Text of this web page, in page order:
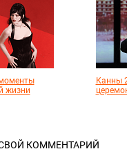
жизни
Канны
КОММЕНТАРИЙ